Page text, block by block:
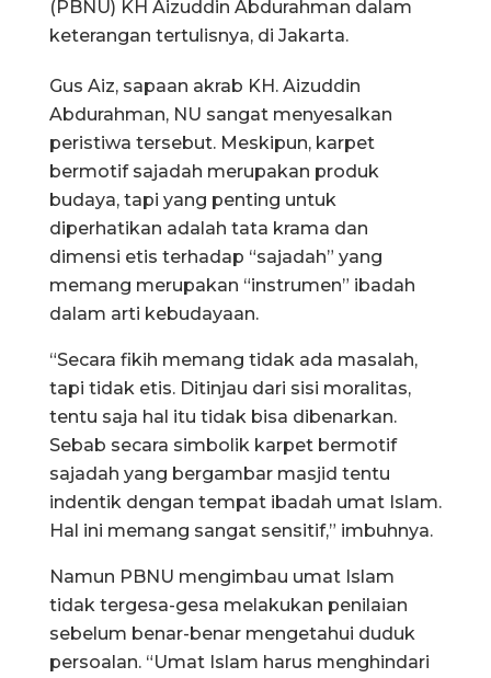
(PBNU) KH Aizuddin Abdurahman dalam
keterangan tertulisnya, di Jakarta.
Gus Aiz, sapaan akrab KH. Aizuddin
Abdurahman, NU sangat menyesalkan
peristiwa tersebut. Meskipun, karpet
bermotif sajadah merupakan produk
budaya, tapi yang penting untuk
diperhatikan adalah tata krama dan
dimensi etis terhadap “sajadah” yang
memang merupakan “instrumen” ibadah
dalam arti kebudayaan.
“Secara fikih memang tidak ada masalah,
tapi tidak etis. Ditinjau dari sisi moralitas,
tentu saja hal itu tidak bisa dibenarkan.
Sebab secara simbolik karpet bermotif
sajadah yang bergambar masjid tentu
indentik dengan tempat ibadah umat Islam.
Hal ini memang sangat sensitif,” imbuhnya.
Namun PBNU mengimbau umat Islam
tidak tergesa-gesa melakukan penilaian
sebelum benar-benar mengetahui duduk
persoalan. “Umat Islam harus menghindari